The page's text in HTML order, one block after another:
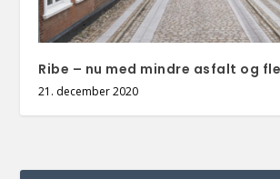
Ribe – nu med mindre asfalt og
21. december 2020